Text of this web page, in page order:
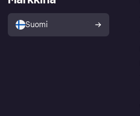
Suomi